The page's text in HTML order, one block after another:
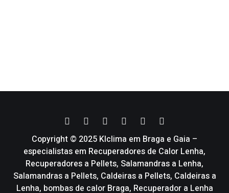
Copyright © 2025 Klclima em Braga e Gaia –
especialistas em Recuperadores de Calor Lenha,
Recuperadores a Pellets, Salamandras a Lenha,
Salamandras a Pellets, Caldeiras a Pellets, Caldeiras a
Lenha, bombas de calor Braga, Recuperador a Lenha